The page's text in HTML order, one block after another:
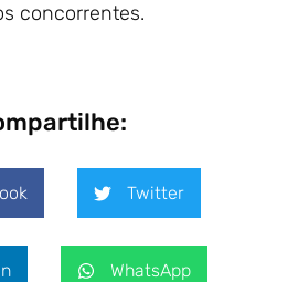
concorrentes.
Twitter
WhatsApp